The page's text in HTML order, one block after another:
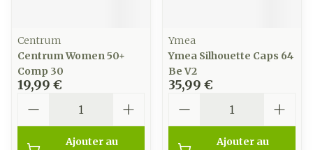
Centrum
Centrum Women 50+
Comp 30
19,99 €
Ajouter au
Ymea
Ymea Silhouette Caps 64
Be V2
35,99 €
Ajouter au